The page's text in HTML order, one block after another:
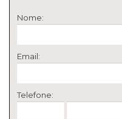
Nome:
Email:
Telefone: